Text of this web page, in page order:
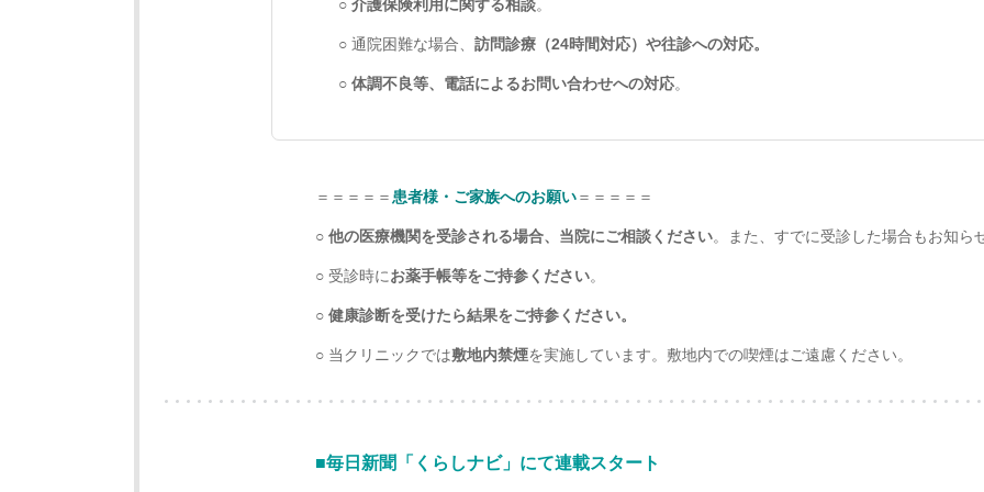
○ 介護保険利用に関する相談。
○ 通院困難な場合、 訪問診療（24時間対応）や往診への対応。
○ 体調不良等、電話によるお問い合わせへの対応。
＝＝＝＝＝患者様・ご家族へのお願い＝＝＝＝＝
○ 他の医療機関を受診される場合、当院にご相談ください。また、すでに受診した場合もお知ら
○ 受診時にお薬手帳等をご持参ください。
○ 健康診断を受けたら結果をご持参ください。
○ 当クリニックでは敷地内禁煙を実施しています。敷地内での喫煙はご遠慮ください。
■毎日新聞「くらしナビ」にて連載スタート